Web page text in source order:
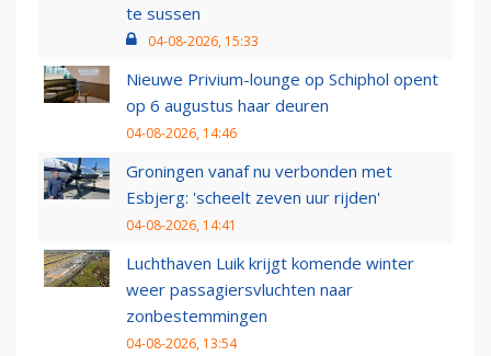
te sussen
04-08-2026, 15:33
Nieuwe Privium-lounge op Schiphol opent
op 6 augustus haar deuren
04-08-2026, 14:46
Groningen vanaf nu verbonden met
Esbjerg: 'scheelt zeven uur rijden'
04-08-2026, 14:41
Luchthaven Luik krijgt komende winter
weer passagiersvluchten naar
zonbestemmingen
04-08-2026, 13:54